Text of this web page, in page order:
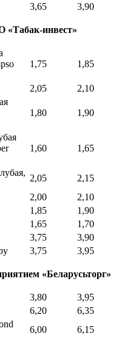
3,65 3,90
инвест»
1,75 1,85
2,05
2,10
1,80 1,90
1,60 1,65
2,05
2,15
2,00
2,10
1,85
1,90
1,65
1,70
3,75
3,90
3,75 3,95
«Беларусьторг»
3,80
3,95
6,20
6,35
6,00
6,15